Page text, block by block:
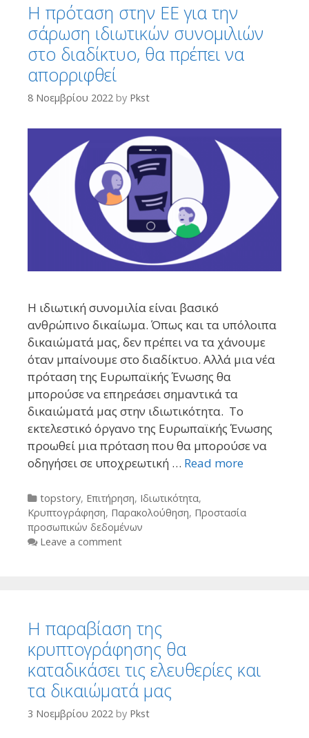
Η πρόταση στην ΕΕ για την
σάρωση ιδιωτικών συνομιλιών
στο διαδίκτυο, θα πρέπει να
απορριφθεί
8 Νοεμβρίου 2022 by Pkst
Η ιδιωτική συνομιλία είναι βασικό
ανθρώπινο δικαίωμα. Όπως και τα υπόλοιπα
δικαιώματά μας, δεν πρέπει να τα χάνουμε
όταν μπαίνουμε στο διαδίκτυο. Αλλά μια νέα
πρόταση της Ευρωπαϊκής Ένωσης θα
μπορούσε να επηρεάσει σημαντικά τα
δικαιώματά μας στην ιδιωτικότητα. Το
εκτελεστικό όργανο της Ευρωπαϊκής Ένωσης
προωθεί μια πρόταση που θα μπορούσε να
οδηγήσει σε υποχρεωτική … Read more
Categories
topstory, Επιτήρηση, Ιδιωτικότητα,
Κρυπτογράφηση, Παρακολούθηση, Προστασία
προσωπικών δεδομένων
Leave a comment
Η παραβίαση της
κρυπτογράφησης θα
καταδικάσει τις ελευθερίες και
τα δικαιώματά μας
3 Νοεμβρίου 2022 by Pkst